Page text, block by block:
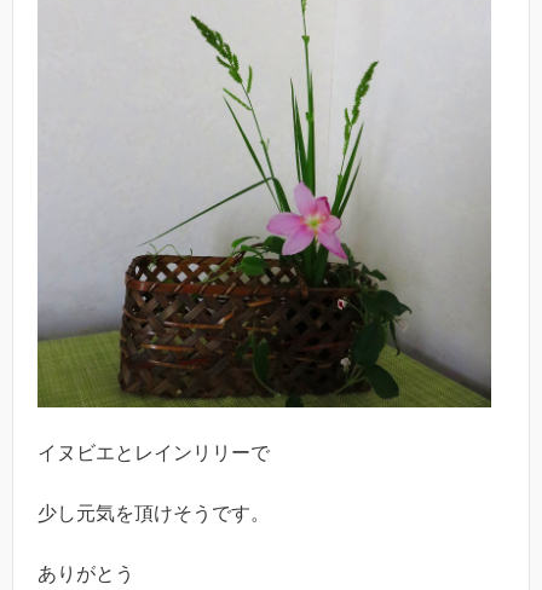
イヌビエとレインリリーで
少し元気を頂けそうです。
ありがとう